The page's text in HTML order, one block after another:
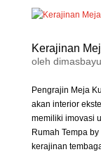
Kerajinan
oleh
Pengrajin Meja
akan interior
memiliki imovasi
Rumah Tempa
kerajinan